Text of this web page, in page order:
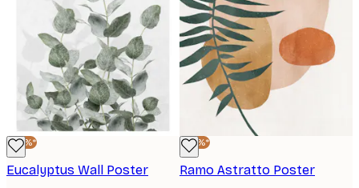
-30%*
Eucalyptus Wall Poster
-30%*
Ramo Astratto Poster